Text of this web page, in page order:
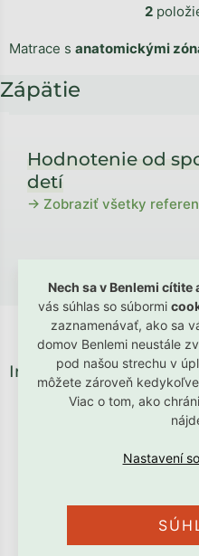
Nech sa v Benlemi cítite
vás súhlas so súbormi
zaznamenávať, ako sa
domov Benlemi neustále
pod našou strechu v
môžete zároveň
Viac o tom, ako
2
Matrace s anatomickými
Zápätie
Hodnotenie od
detí
→ Zobraziť všetky
Instagram